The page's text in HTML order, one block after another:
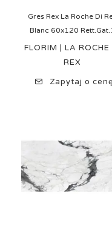
Gres Rex La Roche Di
Blanc 60x120
FLORIM | LA ROCHE
REX
Zapytaj o